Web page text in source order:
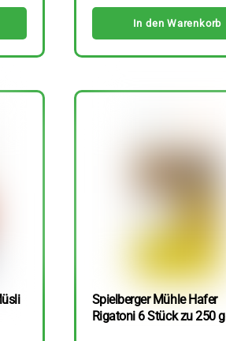
In den Warenkorb
Spielberger Mühle Hafer
Rigatoni 6 Stück zu 250 g